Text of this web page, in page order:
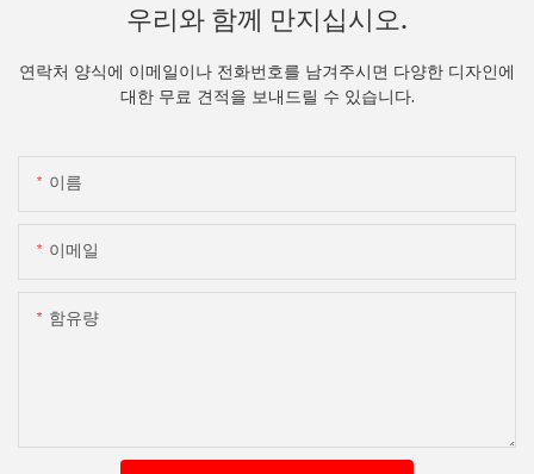
우리와 함께 만지십시오.
연락처 양식에 이메일이나 전화번호를 남겨주시면 다양한 디자인에
대한 무료 견적을 보내드릴 수 있습니다.
이름
이메일
함유량